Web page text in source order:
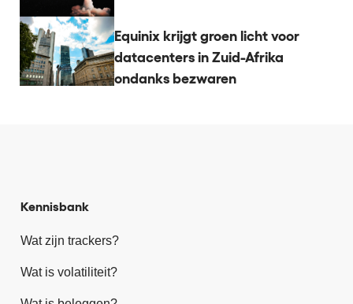
Equinix krijgt groen licht voor
datacenters in Zuid-Afrika
ondanks bezwaren
Kennisbank
Wat zijn trackers?
Wat is volatiliteit?